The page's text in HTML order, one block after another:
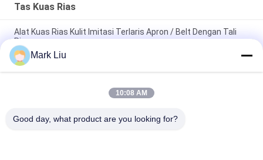
Tas Kuas Rias
Alat Kuas Rias Kulit Imitasi Terlaris Apron / Belt Dengan Tali
Ringan
PU Pensil Kasus Pouch Gelombang Stripe Zipper Penutupan
Travel Tas Kosmetik Makeup Lucu Pena Alat Tulis
Kuas Makeup profesional Roll Pouch Perlengkapan Mandi Pen
Mark Liu
10:08 AM
Good day, what product are you looking for?